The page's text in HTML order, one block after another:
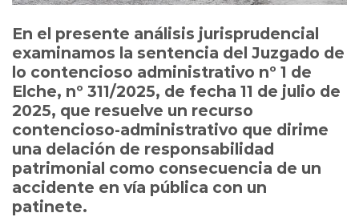
En el presente análisis jurisprudencial
examinamos la sentencia del Juzgado de
lo contencioso administrativo nº 1 de
Elche, nº 311/2025, de fecha 11 de julio de
2025, que resuelve un recurso
contencioso-administrativo que dirime
una delación de responsabilidad
patrimonial como consecuencia de un
accidente en vía pública con un
patinete.